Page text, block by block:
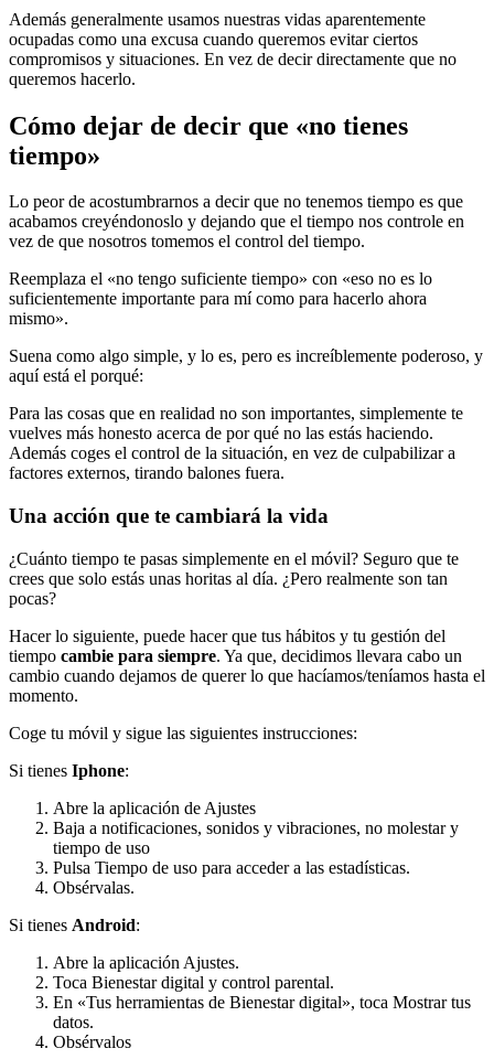
Además generalmente usamos nuestras vidas aparentemente
ocupadas como una excusa cuando queremos evitar ciertos
compromisos y situaciones. En vez de decir directamente que no
queremos hacerlo.
Cómo dejar de decir que «no tienes
tiempo»
Lo peor de acostumbrarnos a decir que no tenemos tiempo es que
acabamos creyéndonoslo y dejando que el tiempo nos controle en
vez de que nosotros tomemos el control del tiempo.
Reemplaza el «no tengo suficiente tiempo» con «eso no es lo
suficientemente importante para mí como para hacerlo ahora
mismo».
Suena como algo simple, y lo es, pero es increíblemente poderoso, y
aquí está el porqué:
Para las cosas que en realidad no son importantes, simplemente te
vuelves más honesto acerca de por qué no las estás haciendo.
Además coges el control de la situación, en vez de culpabilizar a
factores externos, tirando balones fuera.
Una acción que te cambiará la vida
¿Cuánto tiempo te pasas simplemente en el móvil? Seguro que te
crees que solo estás unas horitas al día. ¿Pero realmente son tan
pocas?
Hacer lo siguiente, puede hacer que tus hábitos y tu gestión del
tiempo cambie para siempre. Ya que, decidimos llevara cabo un
cambio cuando dejamos de querer lo que hacíamos/teníamos hasta el
momento.
Coge tu móvil y sigue las siguientes instrucciones:
Si tienes Iphone:
Abre la aplicación de Ajustes
Baja a notificaciones, sonidos y vibraciones, no molestar y
tiempo de uso
Pulsa Tiempo de uso para acceder a las estadísticas.
Obsérvalas.
Si tienes Android:
Abre la aplicación Ajustes.
Toca Bienestar digital y control parental.
En «Tus herramientas de Bienestar digital», toca Mostrar tus
datos.
Obsérvalos